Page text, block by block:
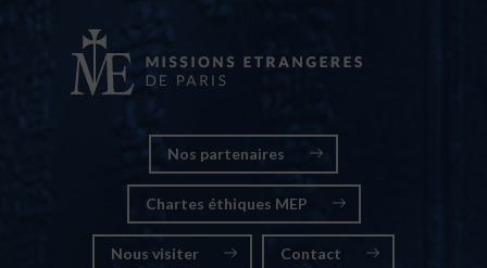
Nos partenaires
Chartes éthiques MEP
Nous visiter Contact